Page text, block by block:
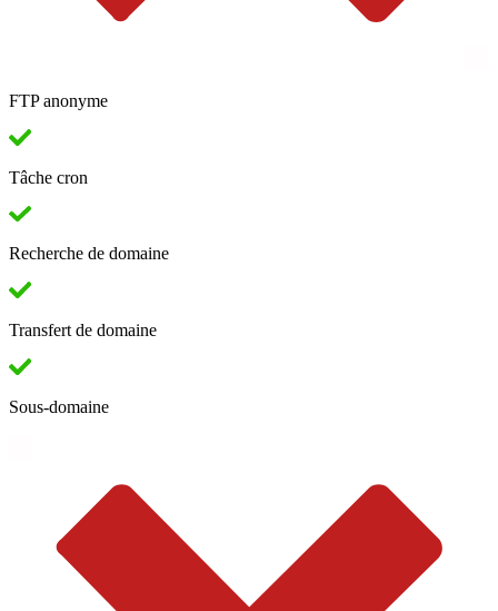
FTP anonyme
Tâche cron
Recherche de domaine
Transfert de domaine
Sous-domaine